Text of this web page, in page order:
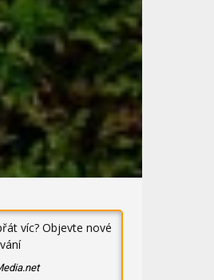
víc? Objevte nové